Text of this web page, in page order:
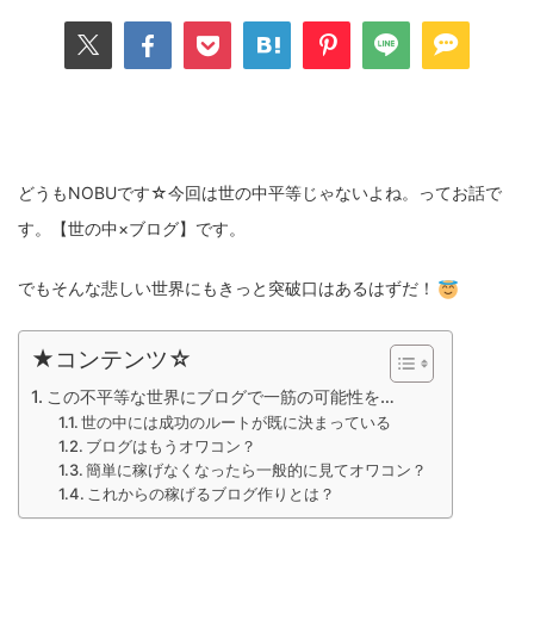
どうもNOBUです☆今回は世の中平等じゃないよね。ってお話で
す。【世の中×ブログ】です。
でもそんな悲しい世界にもきっと突破口はあるはずだ！
★コンテンツ☆
この不平等な世界にブログで一筋の可能性を…
世の中には成功のルートが既に決まっている
ブログはもうオワコン？
簡単に稼げなくなったら一般的に見てオワコン？
これからの稼げるブログ作りとは？